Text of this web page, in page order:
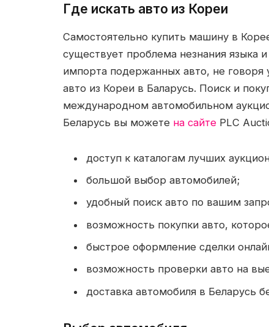
Где искать авто из Кореи
Самостоятельно купить машину в
существует проблема незнания языка
импорта подержанных авто, не
авто из Кореи в Баларусь. Поиск и
международном автомобильном
Беларусь вы можете на сайте PLC
доступ к каталогам лучших
большой выбор автомобилей;
удобный поиск авто по вашим
возможность покупки авто,
быстрое оформление сделки
возможность проверки авто на
доставка автомобиля в Беларусь